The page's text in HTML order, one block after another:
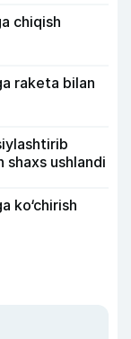
chiqish
raketa bilan
shaxs ushlandi
ko‘chirish